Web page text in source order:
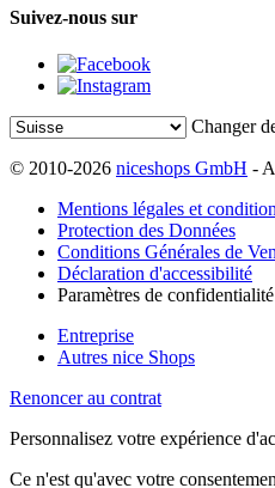
Suivez-nous sur
Changer
© 2010-2026 niceshops GmbH -
Mentions légales et
Protection des Données
Conditions Générales de
Déclaration d'accessibilité
Paramètres de confidentialité
Entreprise
Autres nice Shops
Renoncer au contrat
Personnalisez votre expérience
Ce n'est qu'avec votre